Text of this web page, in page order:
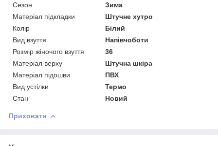
Сезон
Зима
Матеріал підкладки
Штучне хутро
Колір
Білий
Вид взуття
Напівчоботи
Розмір жіночого взуття
36
Матеріал верху
Штучна шкіра
Матеріал підошви
ПВХ
Вид устілки
Термо
Стан
Новий
Приховати